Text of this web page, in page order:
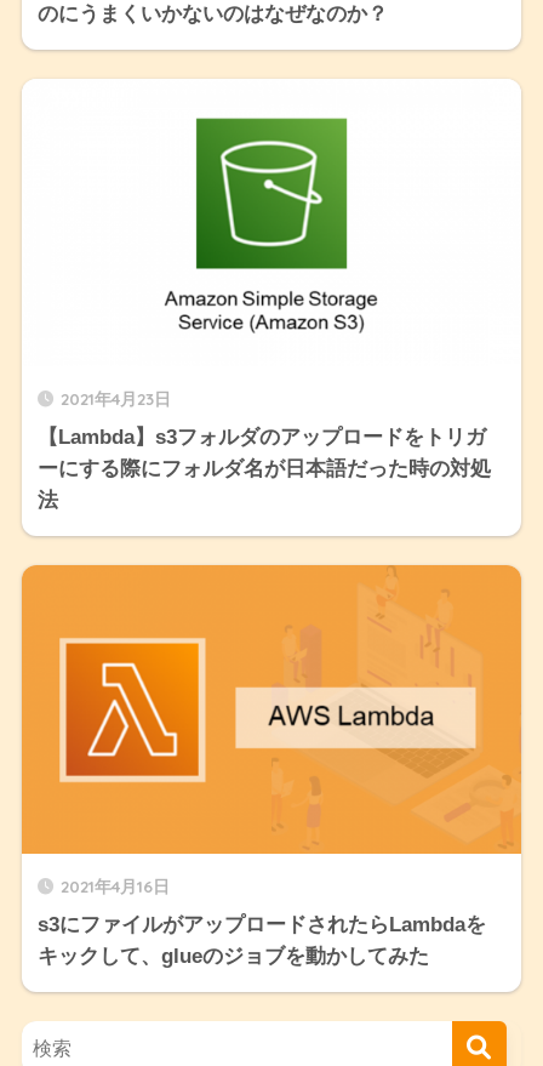
のにうまくいかないのはなぜなのか？
2021年4月23日
【Lambda】s3フォルダのアップロードをトリガ
ーにする際にフォルダ名が日本語だった時の対処
法
2021年4月16日
s3にファイルがアップロードされたらLambdaを
キックして、glueのジョブを動かしてみた